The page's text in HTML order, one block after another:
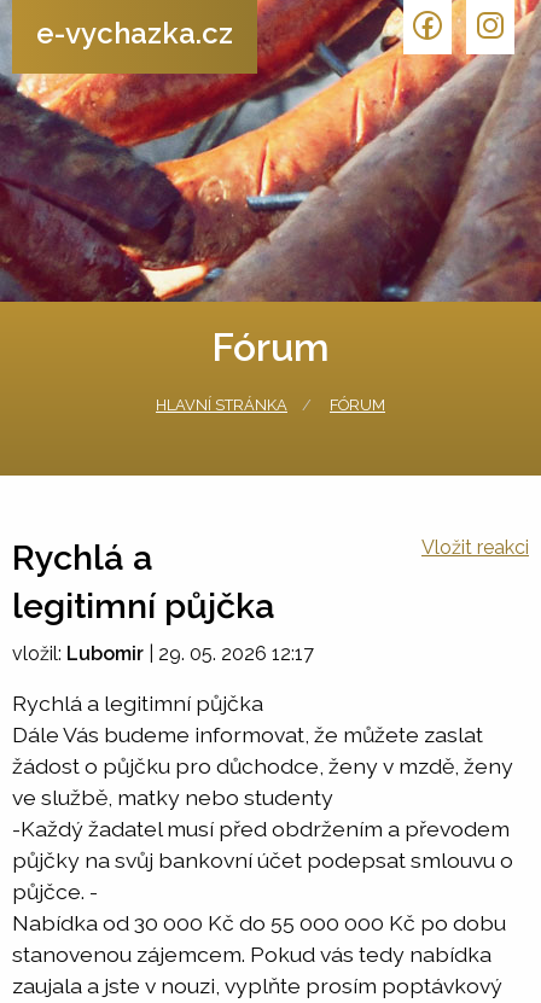
e-vychazka.cz
Fórum
HLAVNÍ STRÁNKA FÓRUM
Rychlá a
legitimní půjčka
Vložit reakci
vložil: Lubomir 29. 05. 2026 12:17
Rychlá a legitimní půjčka
Dále Vás budeme informovat, že můžete zaslat
žádost o půjčku pro důchodce, ženy v mzdě, ženy
ve službě, matky nebo studenty
-Každý žadatel musí před obdržením a převodem
půjčky na svůj bankovní účet podepsat smlouvu o
půjčce. -
Nabídka od 30 000 Kč do 55 000 000 Kč po dobu
stanovenou zájemcem. Pokud vás tedy nabídka
zaujala a jste v nouzi, vyplňte prosím poptávkový